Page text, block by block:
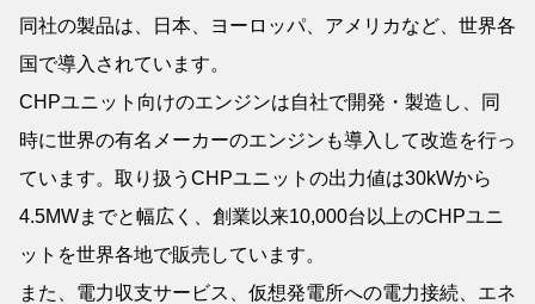
同社の製品は、日本、ヨーロッパ、アメリカなど、世界各
国で導入されています。
CHPユニット向けのエンジンは自社で開発・製造し、同
時に世界の有名メーカーのエンジンも導入して改造を行っ
ています。取り扱うCHPユニットの出力値は30kWから
4.5MWまでと幅広く、創業以来10,000台以上のCHPユニ
ットを世界各地で販売しています。
また、電力収支サービス、仮想発電所への電力接続、エネ